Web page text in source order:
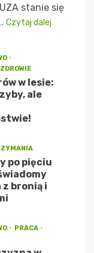
stanie się
Czytaj dalej
ZDROWIE
w lesie:
ale
po pięciu
bronią i
PRACA